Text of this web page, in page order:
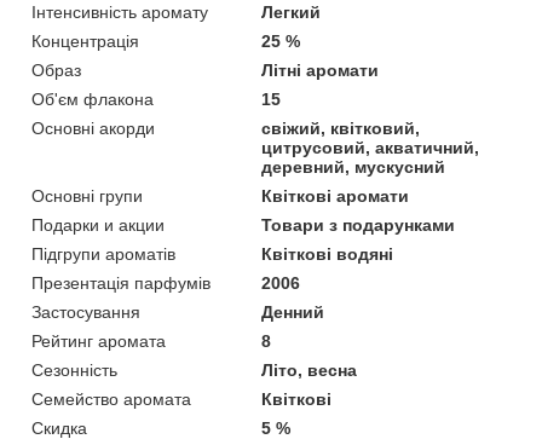
Інтенсивність аромату
Легкий
Концентрація
25 %
Образ
Літні аромати
Об'єм флакона
15
Основні акорди
свіжий, квітковий,
цитрусовий, акватичний,
деревний, мускусний
Основні групи
Квіткові аромати
Подарки и акции
Товари з подарунками
Підгрупи ароматів
Квіткові водяні
Презентація парфумів
2006
Застосування
Денний
Рейтинг аромата
8
Сезонність
Літо, весна
Семейство аромата
Квіткові
Скидка
5 %